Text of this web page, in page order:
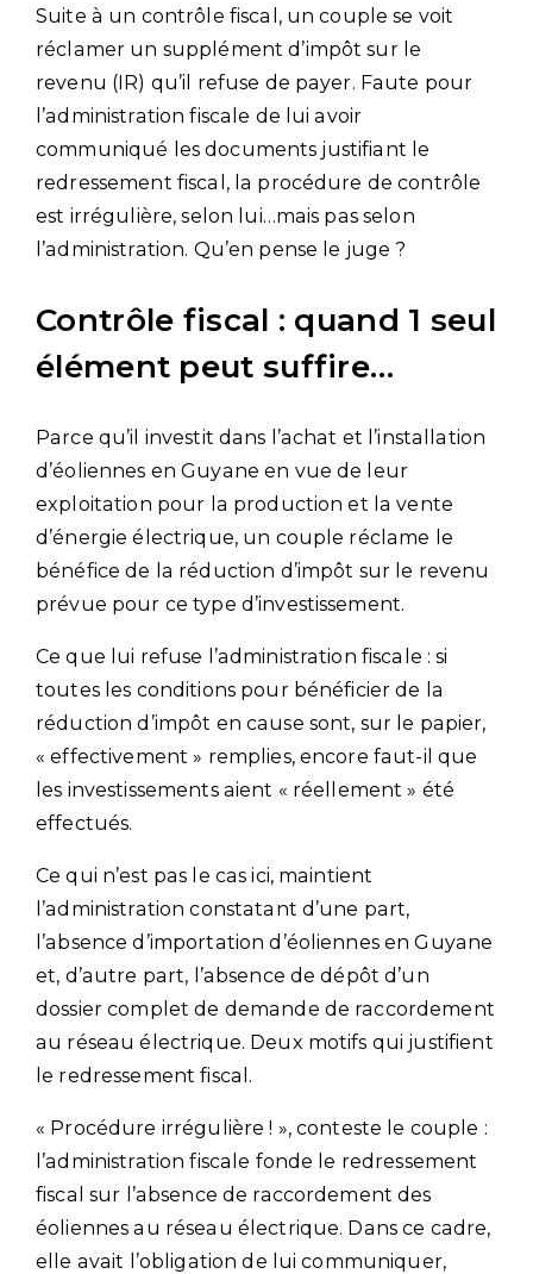
Suite à un contrôle fiscal, un couple se voit
réclamer un supplément d’impôt sur le
revenu (IR) qu’il refuse de payer. Faute pour
l’administration fiscale de lui avoir
communiqué les documents justifiant le
redressement fiscal, la procédure de contrôle
est irrégulière, selon lui…mais pas selon
l’administration. Qu’en pense le juge ?
Contrôle fiscal : quand 1 seul
élément peut suffire…
Parce qu’il investit dans l’achat et l’installation
d’éoliennes en Guyane en vue de leur
exploitation pour la production et la vente
d’énergie électrique, un couple réclame le
bénéfice de la réduction d’impôt sur le revenu
prévue pour ce type d’investissement.
Ce que lui refuse l’administration fiscale : si
toutes les conditions pour bénéficier de la
réduction d’impôt en cause sont, sur le papier,
« effectivement » remplies, encore faut-il que
les investissements aient « réellement » été
effectués.
Ce qui n’est pas le cas ici, maintient
l’administration constatant d’une part,
l’absence d’importation d’éoliennes en Guyane
et, d’autre part, l’absence de dépôt d’un
dossier complet de demande de raccordement
au réseau électrique. Deux motifs qui justifient
le redressement fiscal.
« Procédure irrégulière ! », conteste le couple :
l’administration fiscale fonde le redressement
fiscal sur l’absence de raccordement des
éoliennes au réseau électrique. Dans ce cadre,
elle avait l’obligation de lui communiquer,